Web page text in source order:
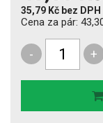
35,79 Kč bez DPH
Cena za pár:
- +